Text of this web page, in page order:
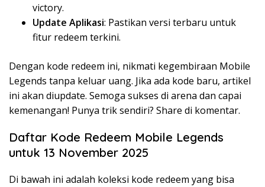
victory.
Update Aplikasi: Pastikan versi terbaru untuk
fitur redeem terkini.
Dengan kode redeem ini, nikmati kegembiraan Mobile
Legends tanpa keluar uang. Jika ada kode baru, artikel
ini akan diupdate. Semoga sukses di arena dan capai
kemenangan! Punya trik sendiri? Share di komentar.
Daftar Kode Redeem Mobile Legends
untuk 13 November 2025
Di bawah ini adalah koleksi kode redeem yang bisa